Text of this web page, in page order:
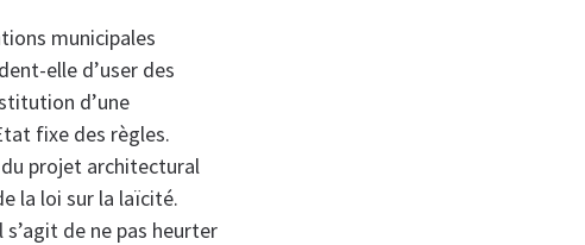
municipales
elle d’user des
d’une
fixe des règles.
projet architectural
la loi sur la laïcité.
de ne pas heurter